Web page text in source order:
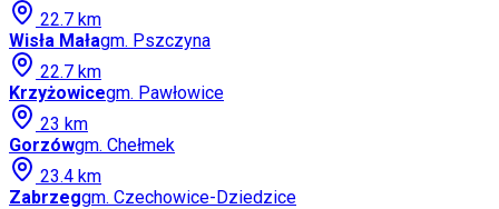
22.7 km
Wisła Małagm. Pszczyna
22.7 km
Krzyżowicegm. Pawłowice
23 km
Gorzówgm. Chełmek
23.4 km
Zabrzeggm. Czechowice-Dziedzice